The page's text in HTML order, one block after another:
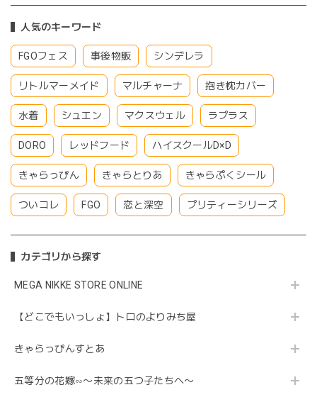
人気のキーワード
FGOフェス 事後物販 シンデレラ
リトルマーメイド マルチャーナ 抱き枕カバー
水着 シュエン マクスウェル ラプラス
DORO レッドフード ハイスクールD×D
きゃらっぴん きゃらとりあ きゃらぷくシール
ついコレ FGO 恋と深空 プリティーシリーズ
カテゴリから探す
MEGA NIKKE STORE ONLINE
【どこでもいっしょ】トロのよりみち屋
きゃらっぴんすとあ
五等分の花嫁∽〜未来の五つ子たちへ〜